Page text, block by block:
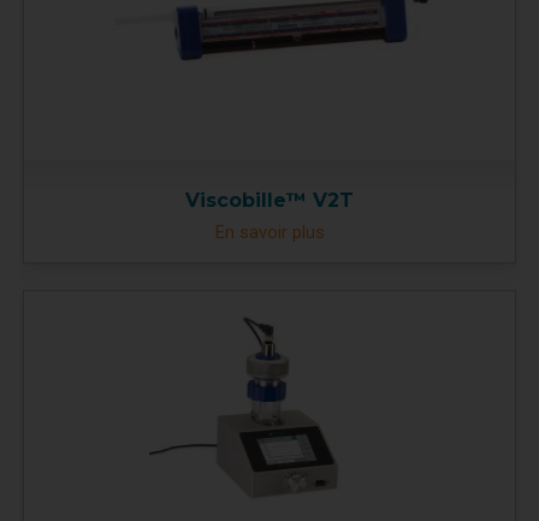
Viscobille™ V2T
En savoir plus